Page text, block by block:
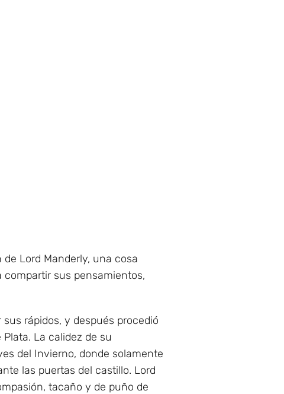
Lord Manderly, una cosa
sus pensamientos,
rápidos, y después procedió
La calidez de su
del Invierno, donde solamente
las puertas del castillo. Lord
tacaño y de puño de